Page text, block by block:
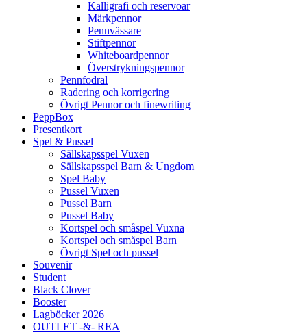
Kalligrafi och reservoar
Märkpennor
Pennvässare
Stiftpennor
Whiteboardpennor
Överstrykningspennor
Pennfodral
Radering och korrigering
Övrigt Pennor och finewriting
PeppBox
Presentkort
Spel & Pussel
Sällskapsspel Vuxen
Sällskapsspel Barn & Ungdom
Spel Baby
Pussel Vuxen
Pussel Barn
Pussel Baby
Kortspel och småspel Vuxna
Kortspel och småspel Barn
Övrigt Spel och pussel
Souvenir
Student
Black Clover
Booster
Lagböcker 2026
OUTLET -&- REA